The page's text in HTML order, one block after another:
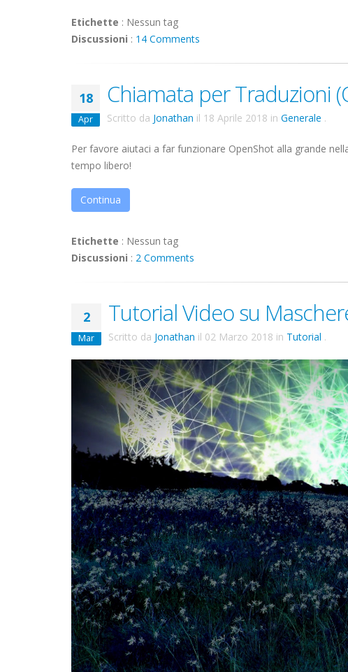
Etichette : Nessun tag
Discussioni : 14 Comments
18
Apr
Chiamata per Traduzioni
Scritto da Jonathan il 18 Aprile 2018 in Generale .
Per favore aiutaci a far funzionare OpenShot alla grande
tempo libero!
Continua
Etichette : Nessun tag
Discussioni : 2 Comments
2
Mar
Tutorial Video su
Scritto da Jonathan il 02 Marzo 2018 in Tutorial .